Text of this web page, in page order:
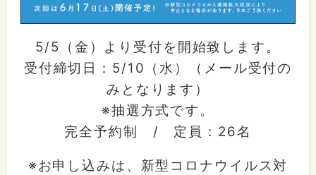
5/5（金）より受付を開始致します。
受付締切日：5/10（水）（メール受付の
みとなります）
※抽選方式です。
完全予約制 / 定員：26名
※お申し込みは、新型コロナウイルス対